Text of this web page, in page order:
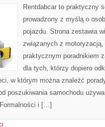
Rentdabcar to praktyczny
prowadzony z myślą o
pojazdu. Strona zestawia
związanych z
praktycznym poradnikiem
dla tych, którzy dopiero
w którym można znaleźć
poszukiwania samochodu
i […]